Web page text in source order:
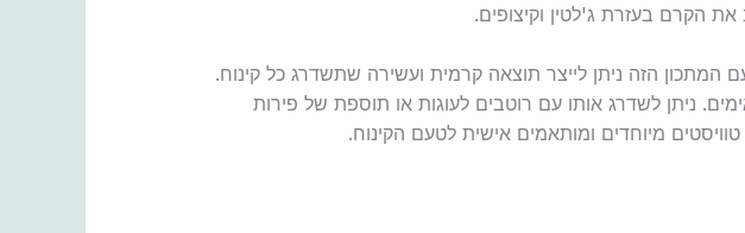
את הקרם בעזרת ג'לטין וקיצופים.
המתכון הזה ניתן לייצר תוצאה קרמית ועשירה שתשדרג כל קינוח.
ניתן לשדרג אותו עם רוטבים לעוגות או תוספת של פירות
מיוחדים ומותאמים אישית לטעם הקינוח.